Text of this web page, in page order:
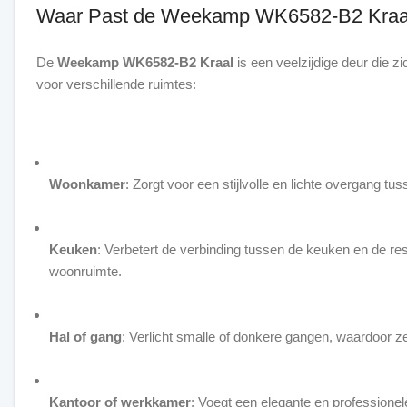
Waar Past de Weekamp WK6582-B2
De Weekamp WK6582-B2 Kraal is een veelzijdige deur die
voor verschillende ruimtes:
Woonkamer: Zorgt voor een stijlvolle en lichte overgang
Keuken: Verbetert de verbinding tussen de keuken en de
woonruimte.
Hal of gang: Verlicht smalle of donkere gangen, waardoor
Kantoor of werkkamer: Voegt een elegante en